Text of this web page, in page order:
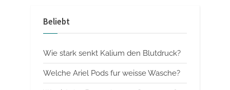
t
o
s
t
Beliebt
Wie stark senkt Kalium den Blutdruck?
Welche Ariel Pods fur weisse Wasche?